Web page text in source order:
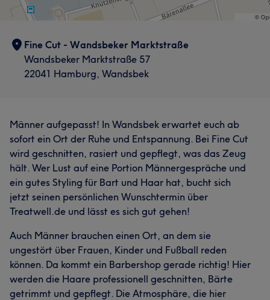
Fine Cut - Wandsbeker Marktstraße
Wandsbeker Marktstraße 57
22041 Hamburg, Wandsbek
Männer aufgepasst! In Wandsbek erwartet euch ab
sofort ein Ort der Ruhe und Entspannung. Bei Fine Cut
wird geschnitten, rasiert und gepflegt, was das Zeug
hält. Wer Lust auf eine Portion Männergespräche und
ein gutes Styling für Bart und Haar hat, bucht sich
jetzt seinen persönlichen Wunschtermin über
Treatwell.de und lässt es sich gut gehen!
Auch Männer brauchen einen Ort, an dem sie
ungestört über Frauen, Kinder und Fußball reden
können. Da kommt ein Barbershop gerade richtig! Hier
werden die Haare professionell geschnitten, Bärte
getrimmt und gepflegt. Die Atmosphäre, die hier